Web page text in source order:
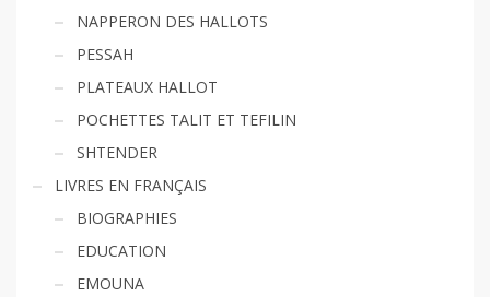
NAPPERON DES HALLOTS
PESSAH
PLATEAUX HALLOT
POCHETTES TALIT ET TEFILIN
SHTENDER
LIVRES EN FRANÇAIS
BIOGRAPHIES
EDUCATION
EMOUNA